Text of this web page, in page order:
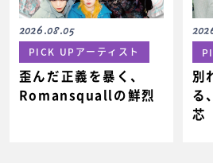
2026.08.05
PICK UPアーティスト
歪んだ正義を暴く、
Romansquallの鮮烈
別
る
芯